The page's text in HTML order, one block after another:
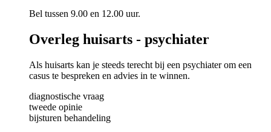
Bel tussen 9.00 en 12.00 uur.
Overleg huisarts - psychiater
Als huisarts kan je steeds terecht bij een psychiater om een
casus te bespreken en advies in te winnen.
diagnostische vraag
tweede opinie
bijsturen behandeling